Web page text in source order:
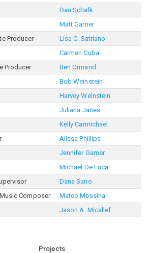
Dan Schalk
Matt Garner
Producer
Lisa C. Satriano
Carmen Cuba
Producer
Ben Ormand
Bob Weinstein
Harvey Weinstein
Juliana Janes
Kelly Carmichael
Alissa Phillips
Jennifer Garner
Michael De Luca
Dana Sano
Composer
Mateo Messina
Jason A. Micallef
Projects